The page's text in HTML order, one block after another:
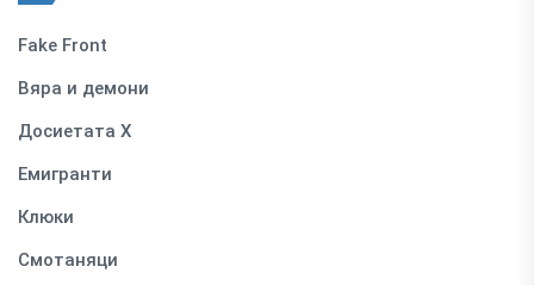
Fake Front
Вяра и демони
Досиетата Х
Емигранти
Клюки
Смотаняци